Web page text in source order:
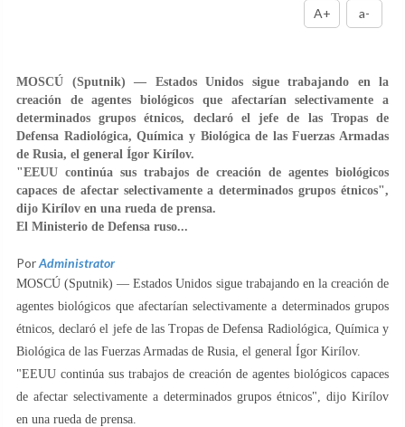
A+ a-
MOSCÚ (Sputnik) — Estados Unidos sigue trabajando en la
creación de agentes biológicos que afectarían selectivamente a
determinados grupos étnicos, declaró el jefe de las Tropas de
Defensa Radiológica, Química y Biológica de las Fuerzas Armadas
de Rusia, el general Ígor Kirílov.
"EEUU continúa sus trabajos de creación de agentes biológicos
capaces de afectar selectivamente a determinados grupos étnicos",
dijo Kirílov en una rueda de prensa.
El Ministerio de Defensa ruso...
PorAdministrator
MOSCÚ (Sputnik) — Estados Unidos sigue trabajando en la creación de
agentes biológicos que afectarían selectivamente a determinados grupos
étnicos, declaró el jefe de las Tropas de Defensa Radiológica, Química y
Biológica de las Fuerzas Armadas de Rusia, el general Ígor Kirílov.
"EEUU continúa sus trabajos de creación de agentes biológicos capaces
de afectar selectivamente a determinados grupos étnicos", dijo Kirílov
en una rueda de prensa.